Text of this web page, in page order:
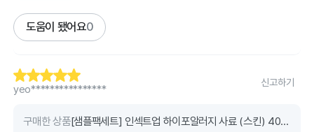
도움이 됐어요0
yeo****************
신고하기
구매한 상품 [샘플팩세트] 인섹트업 하이포알러지 사료 (스킨) 40g x 3개